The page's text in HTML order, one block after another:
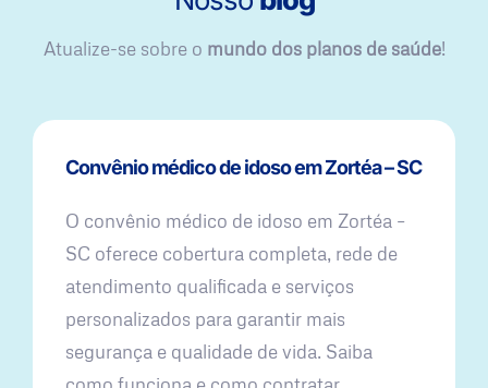
Atualize-se sobre o mundo dos planos de saúde!
Convênio médico de idoso em Zortéa – SC
O convênio médico de idoso em Zortéa –
SC oferece cobertura completa, rede de
atendimento qualificada e serviços
personalizados para garantir mais
segurança e qualidade de vida. Saiba